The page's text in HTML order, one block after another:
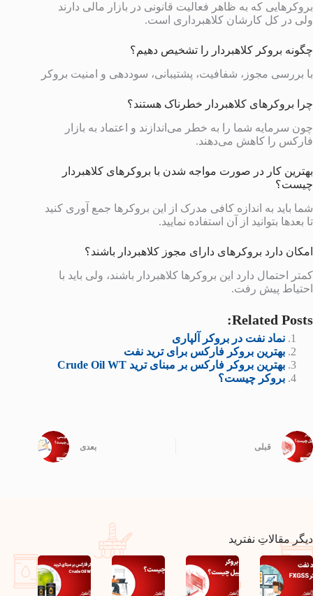
بروکرهایی که به ظاهر فعالیت قانونی در بازار مالی دارند
ولی در کل کارشان کلاهبرداری است.
چگونه بروکر کلاهبردار را تشخیص دهیم؟
با بررسی مجوز، شفافیت، پشتیبانی، سوددهی و امنیت بروکر
چرا بروکرهای کلاهبردار خطرناک هستند؟
چون سرمایه شما را به خطر می‌اندازند و اعتماد به بازار
فارکس را کاهش می‌دهند.
بهترین کار در صورت مواجه شدن با بروکرهای کلاهبردار
چیست؟
شما باید به اندازه کافی مدرک از این بروکرها جمع آوری کنید
تا بعدها بتوانید از آن استفاده نمایید.
امکان دارد بروکرهای دارای مجوز کلاهبردار باشند؟
کمتر احتمال دارد این بروکرها کلاهبردار باشند، ولی باید با
احتیاط پیش رفت.
Related Posts:
نماد نفت در بروکر آلپاری
بهترین بروکر فارکس برای ترید نفت
بهترین بروکر فارکس بر مبنای ترید Crude Oil WT
بروکر چیست؟
قبلی بعدی
دیگر مقالاتِ نفترید